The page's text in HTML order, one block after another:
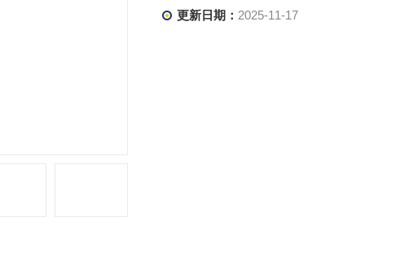
更新日期： 2025-11-17